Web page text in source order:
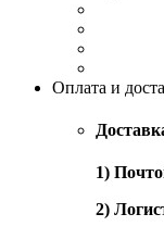
Оплата и
1)
2)